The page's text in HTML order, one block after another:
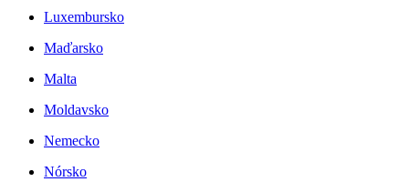
Luxembursko
Maďarsko
Malta
Moldavsko
Nemecko
Nórsko